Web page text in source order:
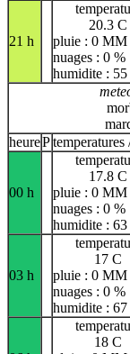
21 h
20.3 C
pluie : 0 MM
nuages : 0 %
humidite : 55
heurePtemperatures
00 h
17.8 C
pluie : 0 MM
nuages : 0 %
humidite : 63
03 h
17 C
pluie : 0 MM
nuages : 0 %
humidite : 67
18 C